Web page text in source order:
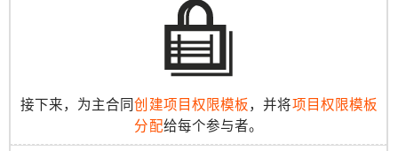
接下来，为主合同创建项目权限模板 ，并将项目权限模板
分配给每个参与者。